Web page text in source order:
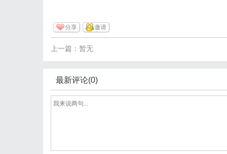
分享 邀请
上一篇：暂无
最新评论(0)